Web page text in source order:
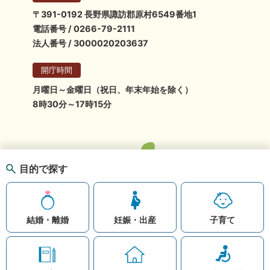
目的で探す
結婚・離婚 妊娠・出産 子育て
〒391-0192 長野県諏訪郡原村6549番地1
電話番号 / 0266-79-2111
法人番号 / 3000020203637
開庁時間
月曜日～金曜日（祝日、年末年始を除く）
8時30分～17時15分